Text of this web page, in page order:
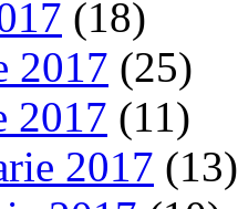
(18)
2017 (25)
2017 (11)
2017 (13)